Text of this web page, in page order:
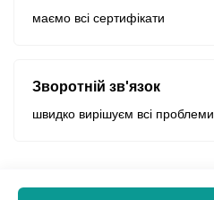
маємо всі сертифікати
Зворотній зв'язок
швидко вирішуєм всі проблеми